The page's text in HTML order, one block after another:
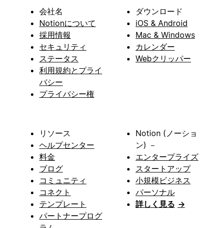
会社名
Notionについて
採用情報
セキュリティ
ステータス
利用規約とプライ
バシー
プライバシー権
ダウンロード
iOS & Android
Mac & Windows
カレンダー
Webクリッパー
リソース
ヘルプセンター
料金
ブログ
コミュニティ
コネクト
テンプレート
パートナープログ
Notion (ノーショ
ン) －
エンタープライズ
スタートアップ
小規模ビジネス
パーソナル
詳しく見る →